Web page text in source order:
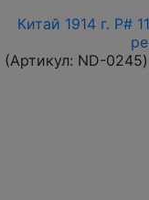
Китай 1914 г. P#
(Артикул: ND-0245)